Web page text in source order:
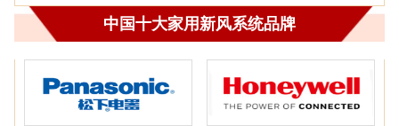
中国十大家用新风系统品牌